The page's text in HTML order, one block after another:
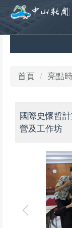
到
主
資訊分類
媒體報導
首頁 亮點
國際史懷哲
營及工作坊